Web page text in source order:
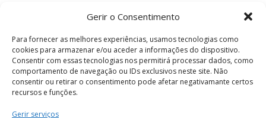
Gerir o Consentimento
Para fornecer as melhores experiências, usamos tecnologias como
cookies para armazenar e/ou aceder a informações do dispositivo.
Consentir com essas tecnologias nos permitirá processar dados, como
comportamento de navegação ou IDs exclusivos neste site. Não
consentir ou retirar o consentimento pode afetar negativamante certos
recursos e funções.
Gerir serviços
Termos e Condições